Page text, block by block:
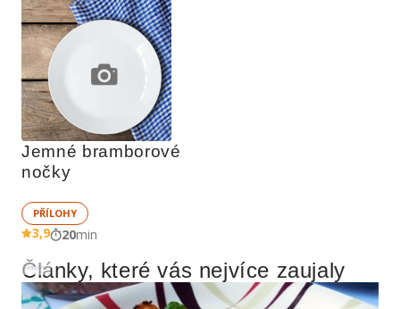
Jemné bramborové
nočky
PŘÍLOHY
3,9 20min
Reklama
Články, které vás nejvíce zaujaly